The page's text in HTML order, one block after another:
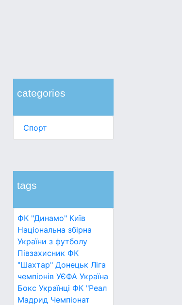
categories
Спорт
tags
ФК "Динамо" Київ
Національна збірна
України з футболу
Півзахисник ФК
"Шахтар" Донецьк Ліга
чемпіонів УЄФА Україна
Бокс Українці ФК "Реал
Мадрид Чемпіонат